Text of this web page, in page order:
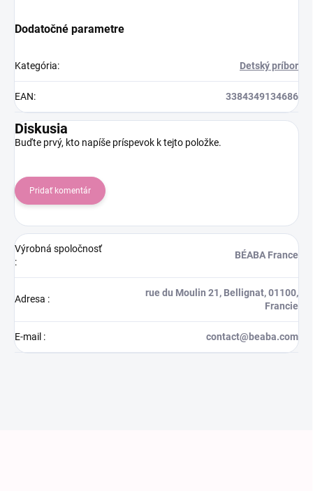
Dodatočné parametre
Kategória: Detský príbor
EAN: 3384349134686
Diskusia
Buďte prvý, kto napíše príspevok k tejto položke.
Pridať komentár
Výrobná spoločnosť
:
BÉABA France
Adresa :
rue du Moulin 21, Bellignat, 01100,
Francie
E-mail : contact@beaba.com